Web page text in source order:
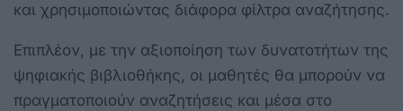
και χρησιμοποιώντας διάφορα φίλτρα αναζήτησης.
Επιπλέον, με την αξιοποίηση των δυνατοτήτων της
ψηφιακής βιβλιοθήκης, οι μαθητές θα μπορούν να
πραγματοποιούν αναζητήσεις και μέσα στο